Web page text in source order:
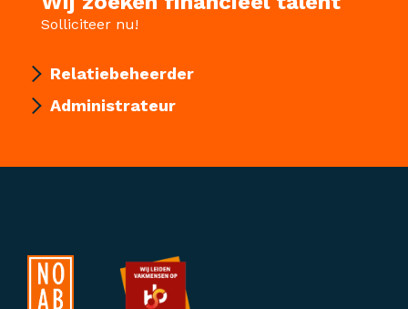
Solliciteer nu!
Relatiebeheerder
Administrateur